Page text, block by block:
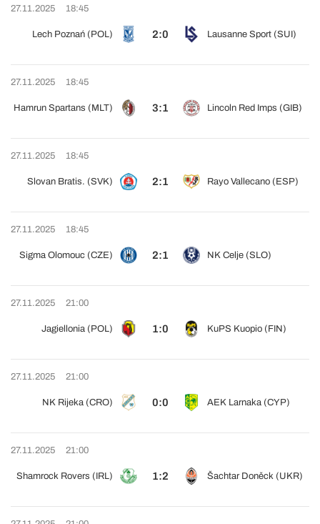
27.11.2025 18:45
Lech Poznań (POL) 2:0 Lausanne Sport (SUI)
27.11.2025 18:45
Hamrun Spartans (MLT) 3:1 Lincoln Red Imps (GIB)
27.11.2025 18:45
Slovan Bratis. (SVK) 2:1 Rayo Vallecano (ESP)
27.11.2025 18:45
Sigma Olomouc (CZE) 2:1 NK Celje (SLO)
27.11.2025 21:00
Jagiellonia (POL) 1:0 KuPS Kuopio (FIN)
27.11.2025 21:00
NK Rijeka (CRO) 0:0 AEK Larnaka (CYP)
27.11.2025 21:00
Shamrock Rovers (IRL) 1:2 Šachtar Doněck (UKR)